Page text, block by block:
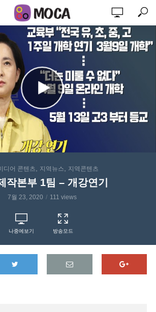
디어 콘텐츠 지역뉴스 지역콘텐츠
작본부 1팀 – 개강연기
7월 23, 2020 111 views
나중에보기 방송모드